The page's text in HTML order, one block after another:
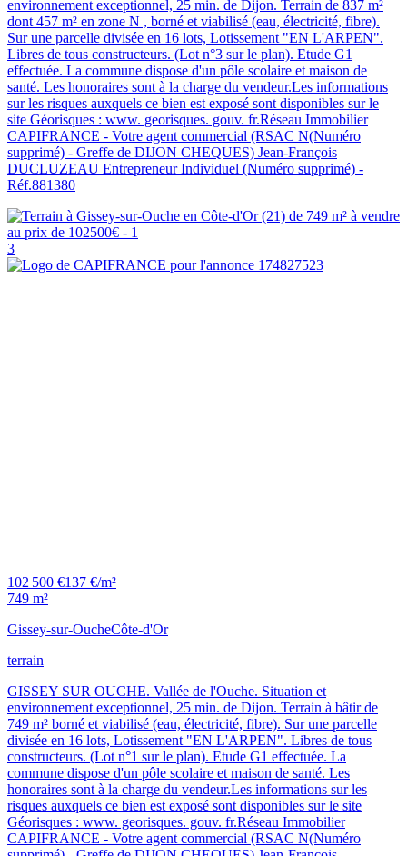
environnement exceptionnel, 25 min. de Dijon. Terrain de 837 m²
dont 457 m² en zone N , borné et viabilisé (eau, électricité, fibre).
Sur une parcelle divisée en 16 lots, Lotissement "EN L'ARPEN".
Libres de tous constructeurs. (Lot n°3 sur le plan). Etude G1
effectuée. La commune dispose d'un pôle scolaire et maison de
santé. Les honoraires sont à la charge du vendeur.Les informations
sur les risques auxquels ce bien est exposé sont disponibles sur le
site Géorisques : www. georisques. gouv. fr.Réseau Immobilier
CAPIFRANCE - Votre agent commercial (RSAC N(Numéro
supprimé) - Greffe de DIJON CHEQUES) Jean-François
DUCLUZEAU Entrepreneur Individuel (Numéro supprimé) -
Réf.881380
3
102 500 €137 €/m²
749 m²
Gissey-sur-OucheCôte-d'Or
terrain
GISSEY SUR OUCHE. Vallée de l'Ouche. Situation et
environnement exceptionnel, 25 min. de Dijon. Terrain à bâtir de
749 m² borné et viabilisé (eau, électricité, fibre). Sur une parcelle
divisée en 16 lots, Lotissement "EN L'ARPEN". Libres de tous
constructeurs. (Lot n°1 sur le plan). Etude G1 effectuée. La
commune dispose d'un pôle scolaire et maison de santé. Les
honoraires sont à la charge du vendeur.Les informations sur les
risques auxquels ce bien est exposé sont disponibles sur le site
Géorisques : www. georisques. gouv. fr.Réseau Immobilier
CAPIFRANCE - Votre agent commercial (RSAC N(Numéro